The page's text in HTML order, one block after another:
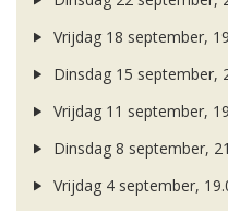
Vrijdag 18 september,
Dinsdag 15 september,
Vrijdag 11 september,
Dinsdag 8 september,
Vrijdag 4 september,